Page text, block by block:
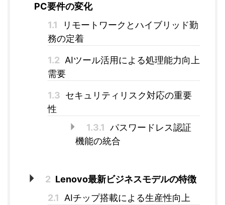
PC要件の変化
1.1
リモートワークとハイブリッド勤
務の定着
1.2 AIツール活用による処理能力向上
需要
1.3 セキュリティリスク対応の重要
性
1.3.1 パスワードレス認証
機能の統合
2 Lenovo最新ビジネスモデルの特徴
2.1
AIチップ搭載による生産性向上